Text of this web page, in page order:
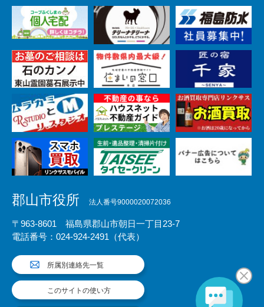
郡山市役所 法人番号9000020072036
〒963-8601 福島県郡山市朝日一丁目23-7
電話番号：024-924-2491（代表）
所属別連絡先一覧
このサイトの使い方